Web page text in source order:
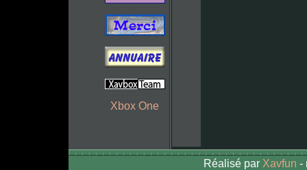
Xbox One
Réalisé par Xavfun -